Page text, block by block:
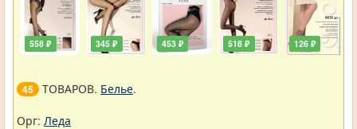
558 ₽ 345 ₽ 453 ₽ 518 ₽ 126 ₽
45 ТОВАРОВ. Белье.
Орг: Леда